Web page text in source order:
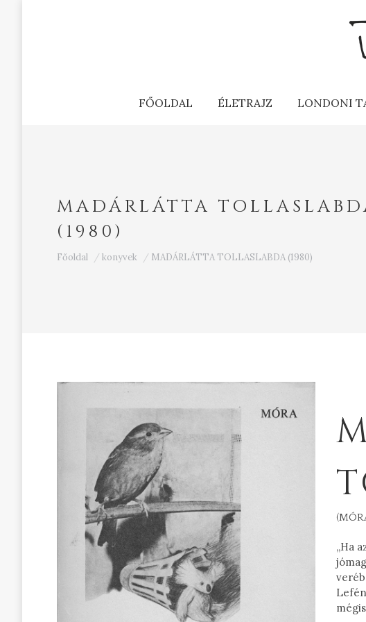
FŐOLDAL ÉLETRAJZ LONDONI
MADÁRLÁTTA
(1980)
Ön itt van:
Főoldal konyvek MADÁRLÁTTA TOLLASLABDA (1980)
„Ha